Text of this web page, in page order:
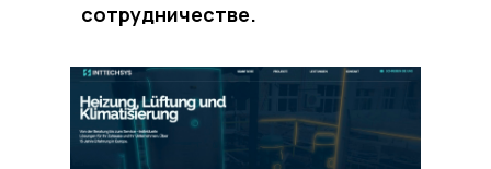
сотрудничестве.